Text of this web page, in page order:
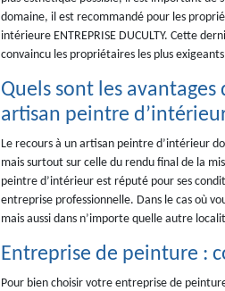
domaine, il est recommandé pour les
intérieure ENTREPRISE DUCULTY. Cette
convaincu les propriétaires les plus
Quels sont les
artisan peintre
Le recours à un artisan peintre d’intérieur
mais surtout sur celle du rendu final de la
peintre d’intérieur est réputé pour ses
entreprise professionnelle. Dans le cas où
mais aussi dans n’importe quelle autre
Entreprise de peinture :
Pour bien choisir votre entreprise de